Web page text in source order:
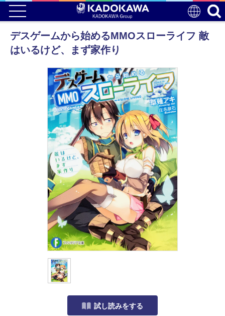
デスゲームから始めるMMOスローライフ 敵
はいるけど、まず家作り
試し読みをする